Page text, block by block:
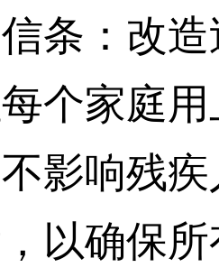
条：改
个家庭
响残疾
以确保